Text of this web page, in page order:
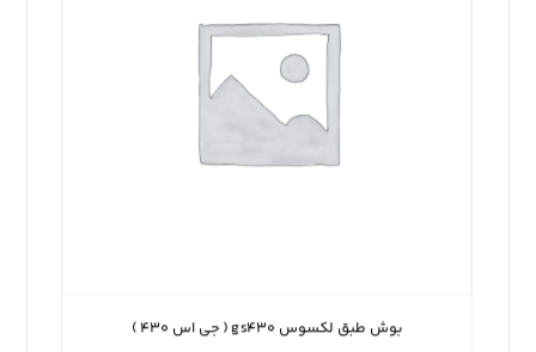
بوش طبق لکسوس gs۴۳۰ ( جی اس ۴۳۰ )